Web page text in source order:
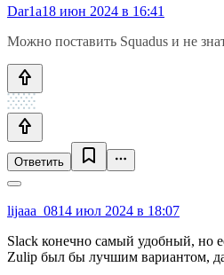
Dar1a18 июн 2024 в 16:41
Можно поставить Squadus и не
Ответить
lijaaa_0814 июл 2024 в 18:07
Slack конечно самый удобный, но
Zulip был бы лучшим вариантом,